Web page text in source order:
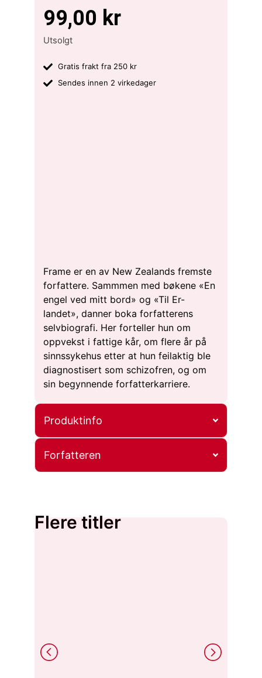
99,00 kr
Utsolgt
Gratis frakt fra 250 kr
Sendes innen 2 virkedager
Frame er en av New Zealands fremste
forfattere. Sammmen med bøkene «En
engel ved mitt bord» og «Til Er-
landet», danner boka forfatterens
selvbiografi. Her forteller hun om
oppvekst i fattige kår, om flere år på
sinnssykehus etter at hun feilaktig ble
diagnostisert som schizofren, og om
sin begynnende forfatterkarriere.
Produktinfo
Forfatteren
Flere titler